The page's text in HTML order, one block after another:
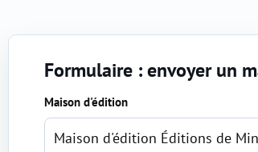
Formulaire : envoyer un
Sélection de l'éditeur et du
Maison d'édition